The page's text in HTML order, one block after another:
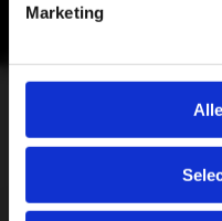
Marketing
Meer in
ontdek-utrecht.nl